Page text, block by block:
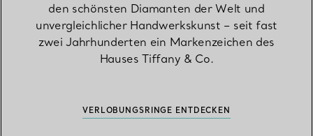
den schönsten Diamanten der Welt und
unvergleichlicher Handwerkskunst – seit fast
zwei Jahrhunderten ein Markenzeichen des
Hauses Tiffany & Co.
VERLOBUNGSRINGE ENTDECKEN